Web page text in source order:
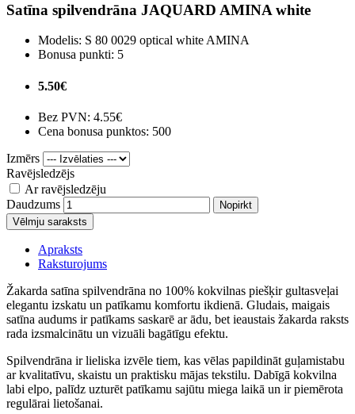
Satīna spilvendrāna JAQUARD AMINA white
Modelis: S 80 0029 optical white AMINA
Bonusa punkti: 5
5.50€
Bez PVN: 4.55€
Cena bonusa punktos: 500
Izmērs
Ravējsledzējs
Ar ravējsledzēju
Daudzums
Nopirkt
Vēlmju saraksts
Apraksts
Raksturojums
Žakarda satīna spilvendrāna no 100% kokvilnas piešķir gultasveļai
elegantu izskatu un patīkamu komfortu ikdienā. Gludais, maigais
satīna audums ir patīkams saskarē ar ādu, bet ieaustais žakarda raksts
rada izsmalcinātu un vizuāli bagātīgu efektu.
Spilvendrāna ir lieliska izvēle tiem, kas vēlas papildināt guļamistabu
ar kvalitatīvu, skaistu un praktisku mājas tekstilu. Dabīgā kokvilna
labi elpo, palīdz uzturēt patīkamu sajūtu miega laikā un ir piemērota
regulārai lietošanai.